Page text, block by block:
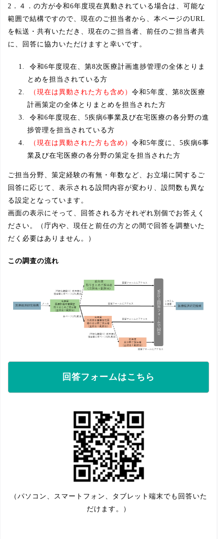
2．４．の方が令和6年度現在異動されている場合は、可能な
範囲で結構ですので、現在のご担当者から、本ページのURL
を転送・共有いただき、現在のご担当者、前任のご担当者共
に、回答に協力いただけますと幸いです。
令和6年度現在、第8次医療計画進捗管理の全体とりま
とめを担当されている方
（現在は異動された方も含め） 令和5年度、第8次医療
計画策定の全体とりまとめを担当された方
令和6年度現在、5疾病6事業及び在宅医療の各分野の進
捗管理を担当されている方
（現在は異動された方も含め） 令和5年度に、5疾病6事
業及び在宅医療の各分野の策定を担当された方
ご担当分野、策定経験の有無・年数など、お立場に関するご
回答に応じて、表示される設問内容が変わり、設問数も異な
る設定となっています。
画面の表示にそって、回答される方それぞれ別個でお答えく
ださい。（庁内や、現任と前任の方との間で回答を調整いた
だく必要はありません。）
この調査の流れ
回答フォームはこちら
（パソコン、スマートフォン、タブレット端末でも回答いた
だけます。）